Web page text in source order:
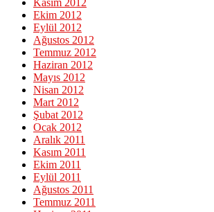
Kasım 2012
Ekim 2012
Eylül 2012
Ağustos 2012
Temmuz 2012
Haziran 2012
Mayıs 2012
Nisan 2012
Mart 2012
Şubat 2012
Ocak 2012
Aralık 2011
Kasım 2011
Ekim 2011
Eylül 2011
Ağustos 2011
Temmuz 2011